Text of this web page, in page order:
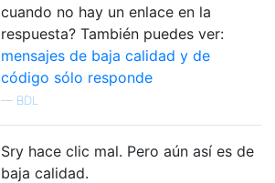
cuando no hay un enlace en la
respuesta? También puedes ver:
mensajes de baja calidad y de
código sólo responde
— BDL
Sry hace clic mal. Pero aún así es de
baja calidad.